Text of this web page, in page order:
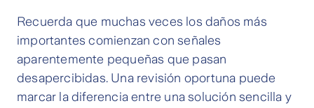
Recuerda que muchas veces los daños más
importantes comienzan con señales
aparentemente pequeñas que pasan
desapercibidas. Una revisión oportuna puede
marcar la diferencia entre una solución sencilla y